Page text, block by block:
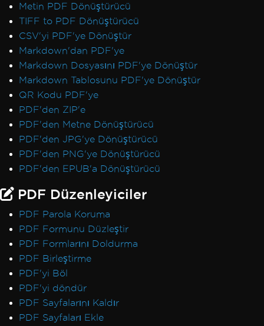
Metin PDF Dönüştürücü
TIFF to PDF Dönüştürücü
CSV'yi PDF'ye Dönüştür
Markdown'dan PDF'ye
Markdown Dosyasını PDF'ye Dönüştür
Markdown Tablosunu PDF'ye Dönüştür
QR Kodu PDF'ye
PDF'den ZIP'e
PDF'den Metne Dönüştürücü
PDF'den JPG'ye Dönüştürücü
PDF'den PNG'ye Dönüştürücü
PDF'den EPUB'a Dönüştürücü
PDF Düzenleyiciler
PDF Parola Koruma
PDF Formunu Düzleştir
PDF Formlarını Doldurma
PDF Birleştirme
PDF'yi Böl
PDF'yi döndür
PDF Sayfalarını Kaldır
PDF Sayfaları Ekle